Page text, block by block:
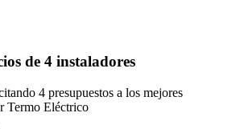
de 4 instaladores
4 presupuestos a los mejores
Termo Eléctrico